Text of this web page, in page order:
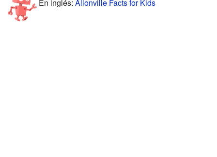
En inglés: Allonville Facts for Kids